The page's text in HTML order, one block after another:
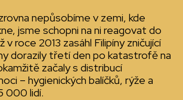
nepůsobíme v zemi, kde
jsme schopni na ni reagovat do
v roce 2013 zasáhl Filipíny zničující
dorazily třetí den po katastrofě na
začaly s distribucí
– hygienických balíčků, rýže a
000 lidí.